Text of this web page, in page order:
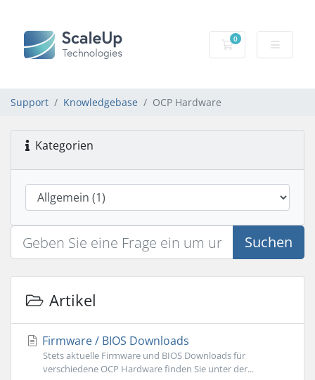
0
Mein Warenkorb
Support Knowledgebase OCP Hardware
Kategorien
Suchen
Artikel
Firmware / BIOS Downloads
Stets aktuelle Firmware und BIOS Downloads für
verschiedene OCP Hardware finden Sie unter der...